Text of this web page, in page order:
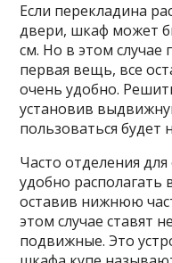
Если перекладина
двери, шкаф может
см. Но в этом
первая вещь, все
очень удобно.
установив
пользоваться будет
Часто отделения
удобно располагать
оставив нижнюю
этом случае ставят
подвижные. Это